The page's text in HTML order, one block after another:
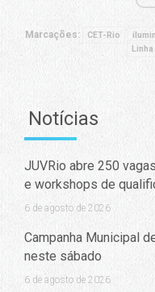
Marcações: CET-Rio
Notícias
JUVRio abre 250
e workshops de
6 de agosto de 2026
Campanha Municipal
neste sábado
6 de agosto de 2026